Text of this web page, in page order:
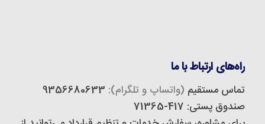
راه‌های ارتباط با ما
تماس مستقیم (واتساپ و تلگرام):
صندوق پستی: 417-71365